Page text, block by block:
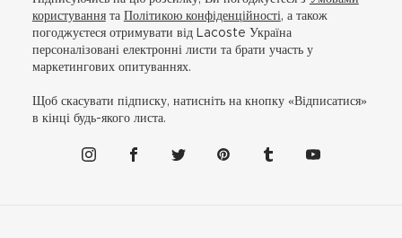
користуваннята Політикою конфіденційності, а також
погоджуєтеся отримувати від Lacoste Україна
персоналізовані електронні листи та брати участь у
маркетингових опитуваннях.
Щоб скасувати підписку, натисніть на кнопку «Відписатися»
в кінці будь-якого листа.